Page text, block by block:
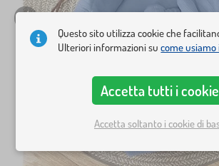
Questo sito utilizza cookie che
Ulteriori informazioni sucome usiamo
Accetta tutti i cookie
Accetta soltanto i cookie di